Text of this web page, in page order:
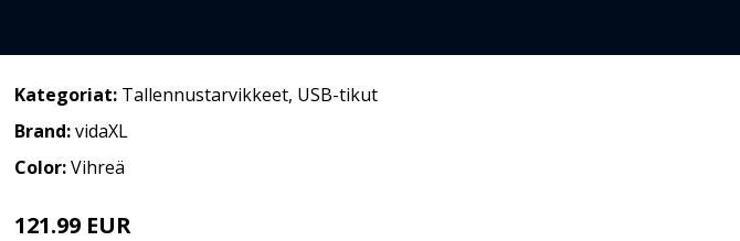
Kategoriat: Tallennustarvikkeet, USB-tikut
Brand:vidaXL
Color:Vihreä
121.99 EUR